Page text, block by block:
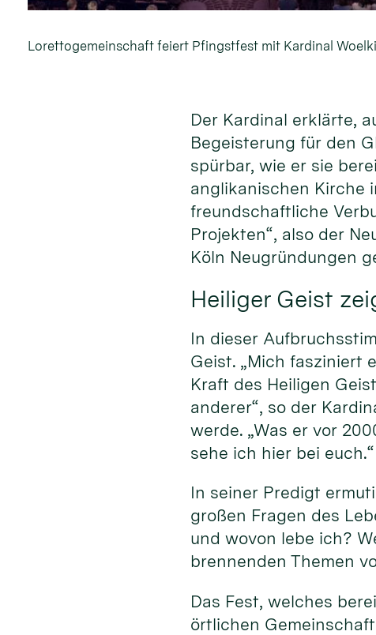
Lorettogemeinschaft feiert Pfingstfest mit Kardinal
Der Kardinal erklärte,
Begeisterung für den
spürbar, wie er sie
anglikanischen Kirche
freundschaftliche
Projekten“, also der
Köln Neugründungen
Heiliger Geist
In dieser
Geist. „Mich fasziniert
Kraft des Heiligen
anderer“, so der
werde. „Was er vor
sehe ich hier bei euch.“
In seiner Predigt
großen Fragen des
und wovon lebe ich?
brennenden Themen
Das Fest, welches
örtlichen